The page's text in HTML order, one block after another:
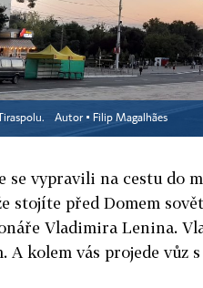
Autor ▪ Filip Magalhães
se vypravili na cestu do
stojíte před Domem
Vladimira Lenina.
A kolem vás projede vůz